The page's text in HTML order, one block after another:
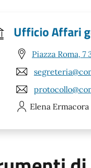
Ufficio Affari
Piazza Roma, 7
Elena Ermacora